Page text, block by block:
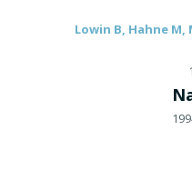
Lowin B, Hahne M,